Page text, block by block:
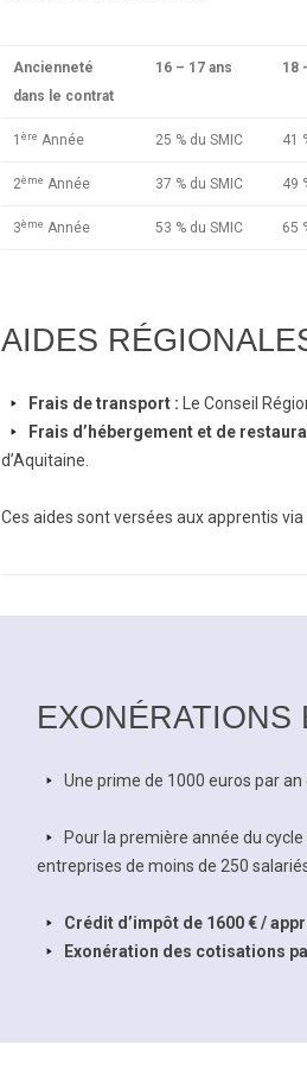
Ancienneté
dans le contrat
16 – 17 ans 18
1 ère Année 25 % du SMIC 41
2ème Année 37 % du SMIC 49
3ème Année 53 % du SMIC 65
AIDES
arrow-
right
Frais de transport : Le Conseil
arrow-
right
Frais d’hébergement et de
d’Aquitaine.
Ces aides sont versées aux apprentis via
EXONÉRATIONS
arrow-
Une prime de 1000 euros par
arrow-
right
Pour la première année du
entreprises de moins de 250
arrow-
right
Crédit d’impôt de 1600 € /
arrow-
Exonération des cotisations